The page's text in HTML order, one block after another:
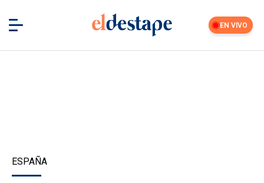
EN VIVO
ESPAÑA